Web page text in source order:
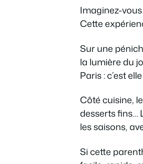
Imaginez-
Cette
Sur une
la lumière du
Paris : c’est
Côté cuisine,
desserts fins…
les saisons,
Si cette